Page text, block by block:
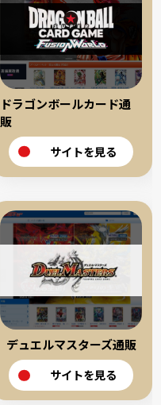
ドラゴンボールカード通
販
サイトを見る
デュエルマスターズ通販
サイトを見る